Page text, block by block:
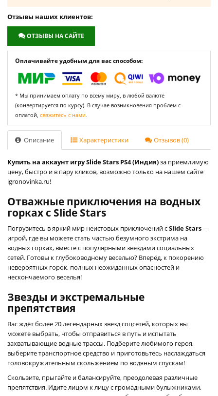
Отзывы наших клиентов:
ОТЗЫВЫ НА САЙТЕ
Оплачивайте удобным для вас способом:
* Мы принимаем оплату по всему миру, в любой валюте
(конвертируется по курсу). В случае возникновения проблем с
оплатой, свяжитесь с нами.
Описание Характеристики Отзывов (0)
Купить на аккаунт игру Slide Stars PS4 (Индия)за приемлимую
цену, быстро и в пару кликов, возможно только на нашем сайте
igronovinka.ru!
Отважные приключения на водных
горках с Slide Stars
Погрузитесь в яркий мир неистовых приключений сSlide Stars—
игрой, где вы можете стать частью безумного экстрима на
водных горках, вместе с популярными звездами социальных
сетей. Готовы к глубоководному веселью? Вперёд, к покорению
невероятных горок, полных неожиданных опасностей и
нескончаемого веселья!
Звезды и экстремальные
препятствия
Вас ждёт более 20 легендарных звезд соцсетей, которых вы
можете выбрать, чтобы отправиться в путь и испытать
захватывающие водные трассы. Подберите любимого героя,
выберите транспортное средство и приготовьтесь наслаждаться
головокружительным скольжением по водяным спускам!
Скользите, прыгайте и балансируйте, преодолевая различные
препятствия. Идите лицом к лицу с громадными булыжниками,